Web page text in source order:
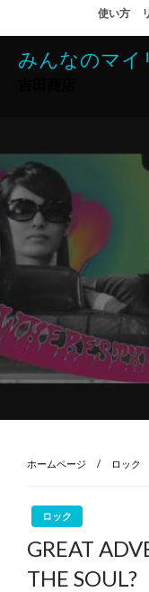
ン
キ
ッ
プ
使い方
みんなのマイ
ホームページ ロック
ロック
GREAT
THE SOUL?